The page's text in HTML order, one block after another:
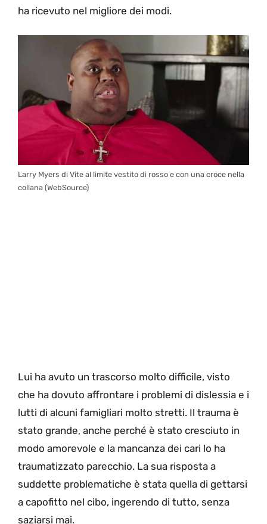
ha ricevuto nel migliore dei modi.
Larry Myers di Vite al limite vestito di rosso e con una croce nella
collana (WebSource)
Lui ha avuto un trascorso molto difficile, visto
che ha dovuto affrontare i problemi di dislessia e i
lutti di alcuni famigliari molto stretti. Il trauma è
stato grande, anche perché è stato cresciuto in
modo amorevole e la mancanza dei cari lo ha
traumatizzato parecchio. La sua risposta a
suddette problematiche è stata quella di gettarsi
a capofitto nel cibo, ingerendo di tutto, senza
saziarsi mai.